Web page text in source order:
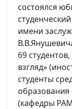
состоялся
имени
69
взгляд»
студенты
образования
(кафедры